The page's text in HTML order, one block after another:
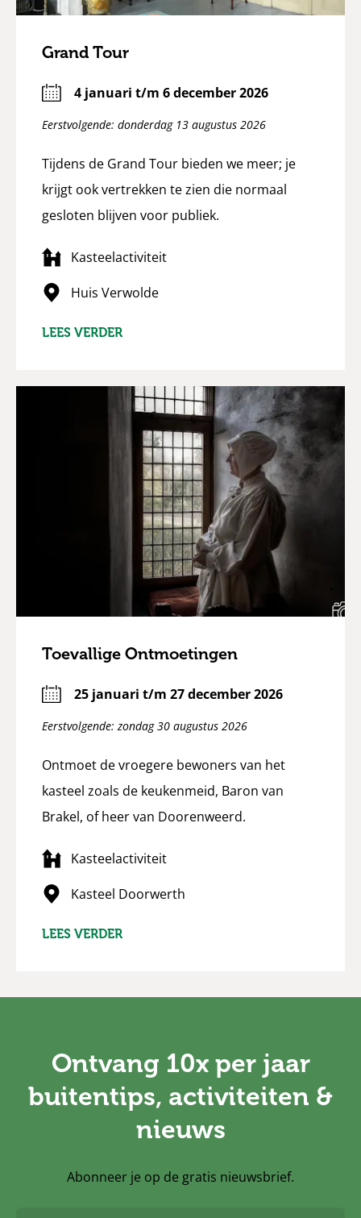
Grand Tour
4 januari t/m 6 december 2026
Eerstvolgende: donderdag 13 augustus 2026
Tijdens de Grand Tour bieden we meer; je
krijgt ook vertrekken te zien die normaal
gesloten blijven voor publiek.
Kasteelactiviteit
Huis Verwolde
LEES VERDER
Toevallige Ontmoetingen
25 januari t/m 27 december 2026
Eerstvolgende: zondag 30 augustus 2026
Ontmoet de vroegere bewoners van het
kasteel zoals de keukenmeid, Baron van
Brakel, of heer van Doorenweerd.
Kasteelactiviteit
Kasteel Doorwerth
LEES VERDER
Ontvang 10x per jaar
buitentips, activiteiten &
nieuws
Abonneer je op de gratis nieuwsbrief.